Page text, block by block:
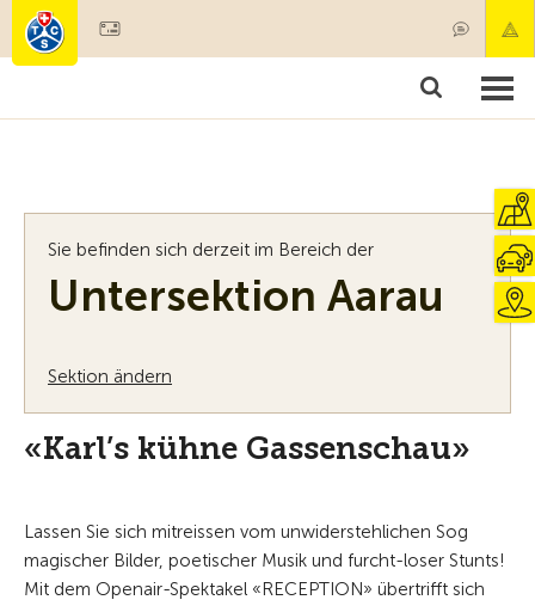
Mitgliedschaft & Leistungen
Sie befinden sich derzeit im Bereich der
Untersektion Aarau
Sektion ändern
«Karl’s kühne Gassenschau»
Lassen Sie sich mitreissen vom unwiderstehlichen Sog
magischer Bilder, poetischer Musik und furcht-loser Stunts!
Mit dem Openair-Spektakel «RECEPTION» übertrifft sich